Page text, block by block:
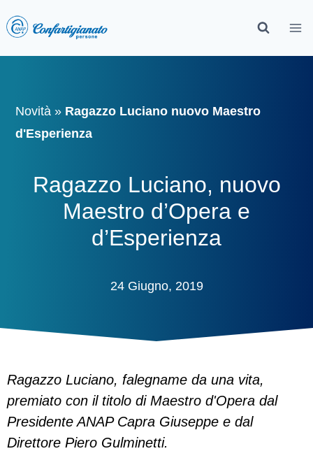
Novità » Ragazzo Luciano nuovo Maestro
d'Esperienza
Ragazzo Luciano, nuovo
Maestro d’Opera e
d’Esperienza
24 Giugno, 2019
Ragazzo Luciano, falegname da una vita,
premiato con il titolo di Maestro d'Opera dal
Presidente ANAP Capra Giuseppe e dal
Direttore Piero Gulminetti.